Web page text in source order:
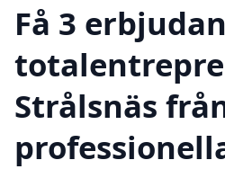
Få 3
Strålsnäs